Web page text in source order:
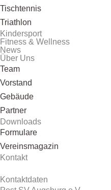
Tischtennis
Triathlon
Kindersport
Fitness & Wellness
News
Über Uns
Team
Vorstand
Gebäude
Partner
Downloads
Formulare
Vereinsmagazin
Kontakt
Kontaktdaten